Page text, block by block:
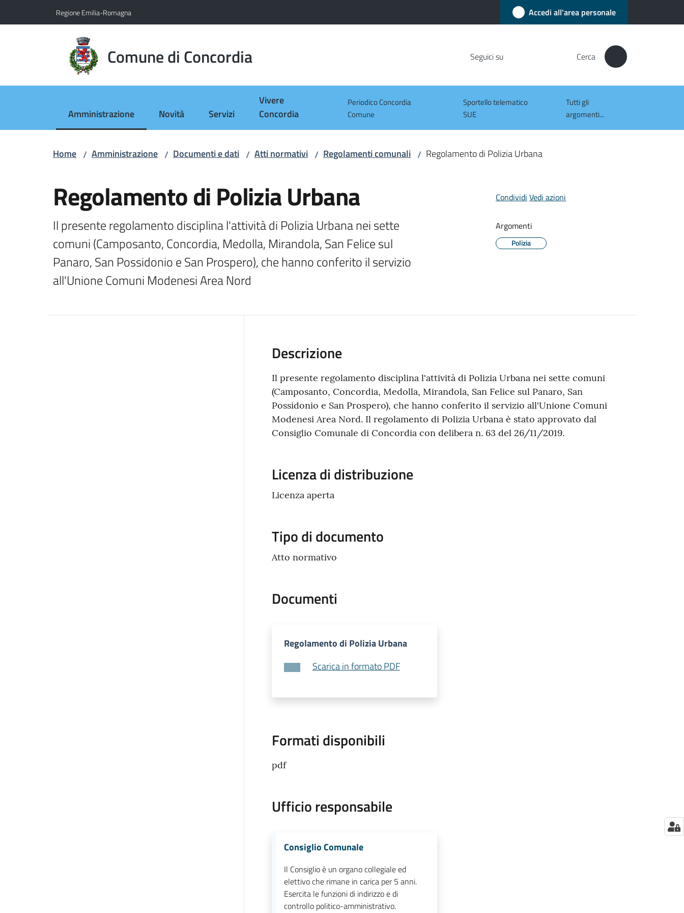
Regione Emilia-Romagna Accedi all'area personale
Comune di Concordia Seguici su Cerca
Amministrazione
Menu selezionato Novità Servizi
Vivere
Concordia
Periodico Concordia
Comune
Sportello telematico
SUE
Tutti gli
argomenti...
Home / Amministrazione / Documenti e dati / Atti normativi / Regolamenti comunali / Regolamento di Polizia Urbana
Regolamento di Polizia Urbana
Il presente regolamento disciplina l'attività di Polizia Urbana nei sette
comuni (Camposanto, Concordia, Medolla, Mirandola, San Felice sul
Panaro, San Possidonio e San Prospero), che hanno conferito il servizio
all'Unione Comuni Modenesi Area Nord
Condividi Vedi azioni
Argomenti
Polizia
Descrizione
Il presente regolamento disciplina l'attività di Polizia Urbana nei sette comuni
(Camposanto, Concordia, Medolla, Mirandola, San Felice sul Panaro, San
Possidonio e San Prospero), che hanno conferito il servizio all'Unione Comuni
Modenesi Area Nord. Il regolamento di Polizia Urbana è stato approvato dal
Consiglio Comunale di Concordia con delibera n. 63 del 26/11/2019.
Licenza di distribuzione
Licenza aperta
Tipo di documento
Atto normativo
Documenti
Regolamento di Polizia Urbana
Scarica in formato PDF
Formati disponibili
pdf
Ufficio responsabile
Consiglio Comunale
Il Consiglio è un organo collegiale ed
elettivo che rimane in carica per 5 anni.
Esercita le funzioni di indirizzo e di
controllo politico-amministrativo.